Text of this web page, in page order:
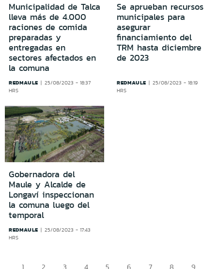
Municipalidad de Talca
lleva más de 4.000
raciones de comida
preparadas y
entregadas en
sectores afectados en
la comuna
REDMAULE
25/08/2023 - 18:37
HRS
Se aprueban recursos
municipales para
asegurar
financiamiento del
TRM hasta diciembre
de 2023
REDMAULE
25/08/2023 - 18:19
HRS
Gobernadora del
Maule y Alcalde de
Longaví inspeccionan
la comuna luego del
temporal
REDMAULE
25/08/2023 - 17:43
HRS
1 2 3 4 5 6 7 8 9